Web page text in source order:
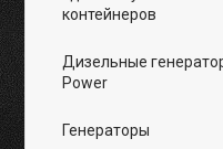
контейнеров
Дизельные
Power
Генераторы